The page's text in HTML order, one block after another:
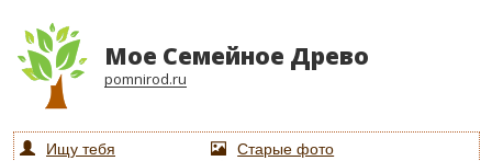
Мое Семейное Древо
pomnirod.ru
Ищу тебя
Старые фото